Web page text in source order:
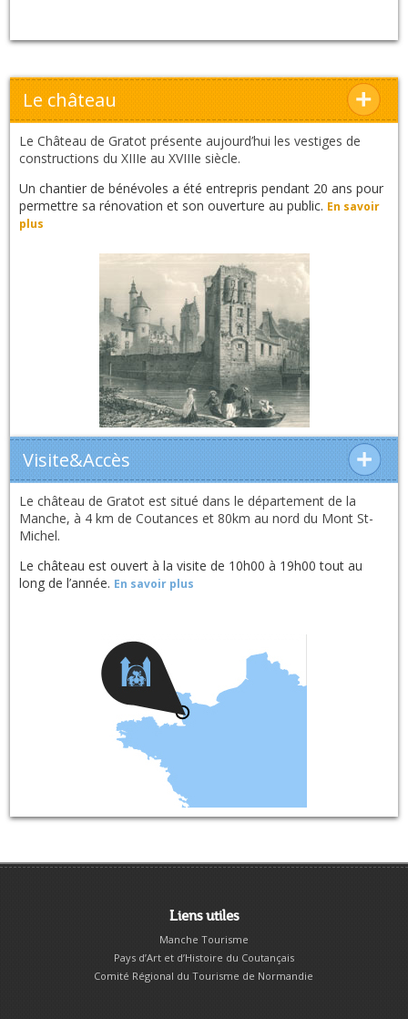
Le château
Le Château de Gratot présente aujourd’hui les vestiges de
constructions du XIIIe au XVIIIe siècle.
Un chantier de bénévoles a été entrepris pendant 20 ans pour
permettre sa rénovation et son ouverture au public. En savoir
plus
Visite&Accès
Le château de Gratot est situé dans le département de la
Manche, à 4 km de Coutances et 80km au nord du Mont St-
Michel.
Le château est ouvert à la visite de 10h00 à 19h00 tout au
long de l’année. En savoir plus
Liens utiles
Manche Tourisme
Pays d’Art et d’Histoire du Coutançais
Comité Régional du Tourisme de Normandie